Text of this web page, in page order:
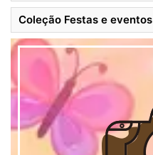
Coleção Festas e eventos